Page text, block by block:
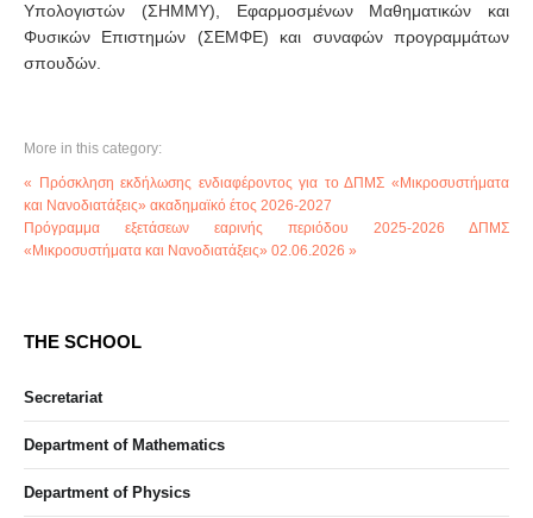
Υπολογιστών (ΣΗΜΜΥ), Εφαρμοσμένων Μαθηματικών και
Φυσικών Επιστημών (ΣΕΜΦΕ) και συναφών προγραμμάτων
σπουδών.
More in this category:
« Πρόσκληση εκδήλωσης ενδιαφέροντος για το ΔΠΜΣ «Μικροσυστήματα
και Νανοδιατάξεις» ακαδημαϊκό έτος 2026-2027
Πρόγραμμα εξετάσεων εαρινής περιόδου 2025-2026 ΔΠΜΣ
«Μικροσυστήματα και Νανοδιατάξεις» 02.06.2026 »
THE SCHOOL
Secretariat
Department of Mathematics
Department of Physics